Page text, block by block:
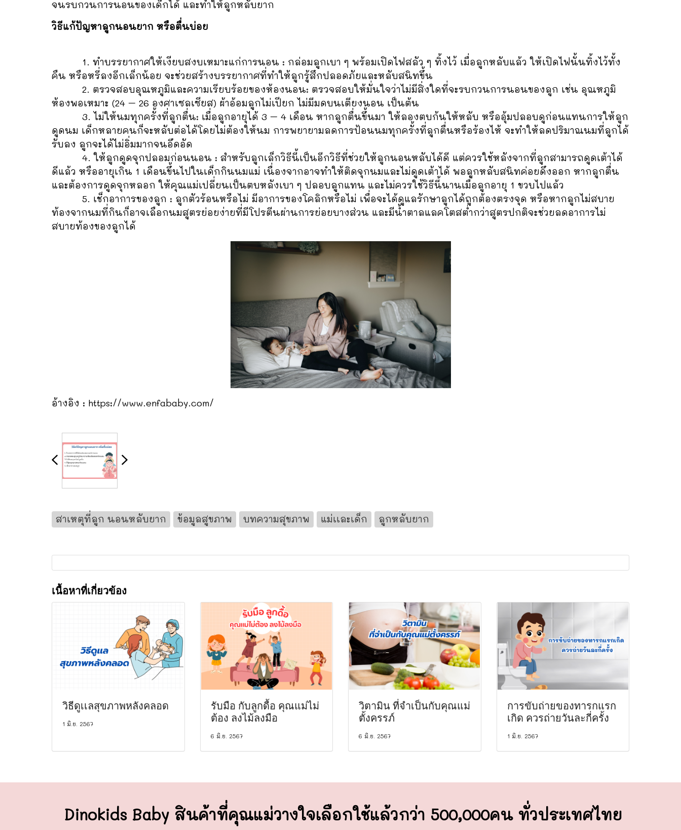
จนรบกวนการนอนของเด็กได้ และทำให้ลูกหลับยาก
วิธีแก้ปัญหาลูกนอนยาก หรือตื่นบ่อย
1. ทำบรรยากาศให้เงียบสงบเหมาะแก่การนอน : กล่อมลูกเบา ๆ พร้อมเปิดไฟสลัว ๆ ทิ้งไว้ เมื่อลูกหลับแล้ว ให้เปิดไฟนั้นทิ้งไว้ทั้ง
คืน หรือหรี่ลงอีกเล็กน้อย จะช่วยสร้างบรรยากาศที่ทำให้ลูกรู้สึกปลอดภัยและหลับสนิทขึ้น
2. ตรวจสอบอุณหภูมิและความเรียบร้อยของห้องนอน: ตรวจสอบให้มั่นใจว่าไม่มีสิ่งใดที่จะรบกวนการนอนของลูก เช่น อุณหภูมิ
ห้องพอเหมาะ (24 – 26 องศาเซลเซียส) ผ้าอ้อมลูกไม่เปียก ไม่มีมดบนเตียงนอน เป็นต้น
3. ไม่ให้นมทุกครั้งที่ลูกตื่น: เมื่อลูกอายุได้ 3 – 4 เดือน หากลูกตื่นขึ้นมา ให้ลองตบก้นให้หลับ หรืออุ้มปลอบดูก่อนแทนการให้ลูก
ดูดนม เด็กหลายคนก็จะหลับต่อได้โดยไม่ต้องให้นม การพยายามลดการป้อนนมทุกครั้งที่ลูกตื่นหรือร้องไห้ จะทำให้ลดปริมาณนมที่ลูกได้
รับลง ลูกจะได้ไม่อิ่มมากจนอึดอัด
4. ให้ลูกดูดจุกปลอมก่อนนอน : สำหรับลูกเล็กวิธีนี้เป็นอีกวิธีที่ช่วยให้ลูกนอนหลับได้ดี แต่ควรใช้หลังจากที่ลูกสามารถดูดเต้าได้
ดีแล้ว หรืออายุเกิน 1 เดือนขึ้นไปในเด็กกินนมแม่ เนื่องจากอาจทำให้ติดจุกนมและไม่ดูดเต้าได้ พอลูกหลับสนิทค่อยดึงออก หากลูกตื่น
และต้องการดูดจุกหลอก ให้คุณแม่เปลี่ยนเป็นตบหลังเบา ๆ ปลอบลูกแทน และไม่ควรใช้วิธีนี้นานเมื่อลูกอายุ 1 ขวบไปแล้ว
5. เช็กอาการของลูก : ลูกตัวร้อนหรือไม่ มีอาการของโคลิกหรือไม่ เพื่อจะได้ดูแลรักษาลูกได้ถูกต้องตรงจุด หรือหากลูกไม่สบาย
ท้องจากนมที่กินก็อาจเลือกนมสูตรย่อยง่ายที่มีโปรตีนผ่านการย่อยบางส่วน และมีน้ำตาลแลคโตสต่ำกว่าสูตรปกติจะช่วยลดอาการไม่
สบายท้องของลูกได้
อ้างอิง : https://www.enfababy.com/
สาเหตุที่ลูก นอนหลับยาก ข้อมูลสูขภาพ บทความสุขภาพ แม่เเละเด็ก ลูกหลับยาก
เนื้อหาที่เกี่ยวข้อง
วิธีดูเเลสุขภาพหลังคลอด
1 มิ.ย. 2567
รับมือ กับลูกดื้อ คุณแม่ไม่
ต้อง ลงไม้ลงมือ
6 มิ.ย. 2567
วิตามิน ที่จำเป็นกับคุณแม่
ตั้งครรภ์
6 มิ.ย. 2567
การขับถ่ายของทารกแรก
เกิด ควรถ่ายวันละกี่ครั้ง
1 มิ.ย. 2567
Dinokids Baby สินค้าที่คุณแม่วางใจเลือกใช้แล้วกว่า 500,000คน ทั่วประเทศไทย